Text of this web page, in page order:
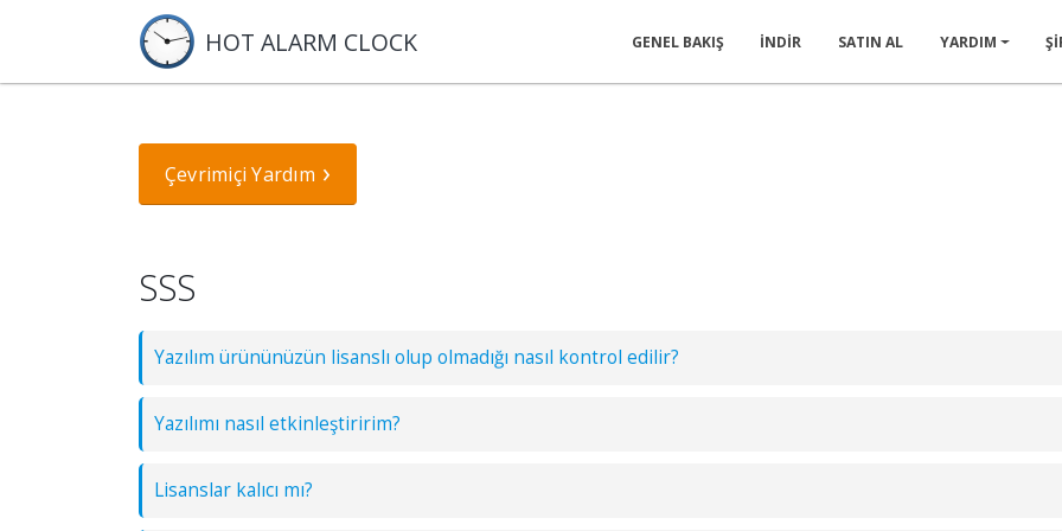
HOT ALARM CLOCK GENEL BAKIŞ İNDIR SATIN AL YARDIM
Çevrimiçi Yardım
SSS
Yazılım ürününüzün lisanslı olup olmadığı nasıl kontrol edilir?
Yazılımı nasıl etkinleştiririm?
Lisanslar kalıcı mı?